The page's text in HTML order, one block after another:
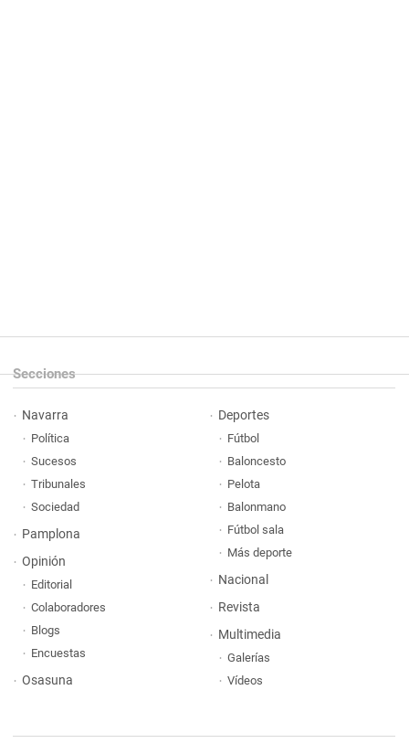
Secciones
Navarra
Política
Sucesos
Tribunales
Sociedad
Pamplona
Opinión
Editorial
Colaboradores
Blogs
Encuestas
Osasuna
Deportes
Fútbol
Baloncesto
Pelota
Balonmano
Fútbol sala
Más deporte
Nacional
Revista
Multimedia
Galerías
Vídeos